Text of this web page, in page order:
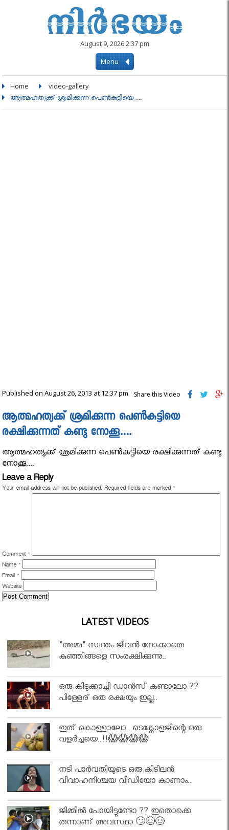
August 9, 2026 2:37 pm
Menu
Home video-gallery
ആത്മഹത്യക്ക് ശ്രമിക്കുന്ന പെണ്‍കുട്ടിയെ ....
Published on August 26, 2013 at 12:37 pm Share this Video
ആത്മഹത്യക്ക് ശ്രമിക്കുന്ന പെണ്‍കുട്ടിയെ
രക്ഷിക്കുന്നത് കണ്ടു നോക്കൂ….
ആത്മഹത്യക്ക് ശ്രമിക്കുന്ന പെണ്‍കുട്ടിയെ രക്ഷിക്കുന്നത് കണ്ടു
നോക്കൂ....
Leave a Reply
Your email address will not be published. Required fields are marked *
Comment *
Name *
Email *
Website
LATEST VIDEOS
"അമ്മ" സ്വന്തം ജീവൻ നോക്കാതെ
കുഞ്ഞിങ്ങളെ സംരക്ഷിക്കുന്നു..
ഒരു കിടുക്കാച്ചി ഡാൻസ് കണ്ടാലോ ??
പിള്ളേര് ഒരു രക്ഷയും ഇല്ല..
ഇത് കൊള്ളാലോ.. ടെക്നോളജിന്റെ ഒരു
വളർച്ചയെ..!!😱😱😱😱
നടി പാർവതിയുടെ ഒരു കിടിലൻ
വിവാഹനിശ്ചയ വീഡിയോ കാണാം..
ജിമ്മിൽ പോയിട്ടുണ്ടോ ?? ഇതൊക്കെ
തന്നാണ് അവസ്ഥാ 🙄😣😣